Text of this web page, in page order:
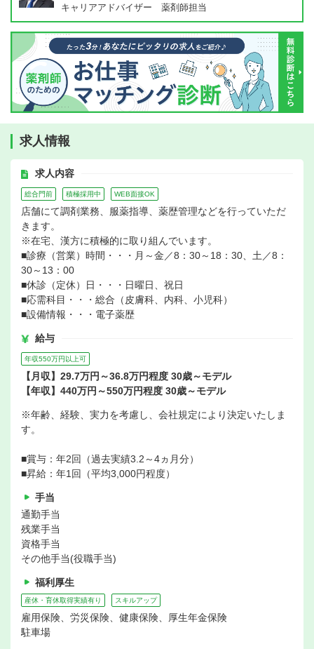
キャリアアドバイザー 薬剤師担当
求人情報
求人内容
総合門前 積極採用中 WEB面接OK
店舗にて調剤業務、服薬指導、薬歴管理などを行っていただ
きます。
※在宅、漢方に積極的に取り組んでいます。
■診療（営業）時間・・・月～金／8：30～18：30、土／8：
30～13：00
■休診（定休）日・・・日曜日、祝日
■応需科目・・・総合（皮膚科、内科、小児科）
■設備情報・・・電子薬歴
給与
年収550万円以上可
【月収】29.7万円～36.8万円程度 30歳～モデル
【年収】440万円～550万円程度 30歳～モデル
※年齢、経験、実力を考慮し、会社規定により決定いたしま
す。
■賞与：年2回（過去実績3.2～4ヵ月分）
■昇給：年1回（平均3,000円程度）
手当
通勤手当
残業手当
資格手当
その他手当(役職手当)
福利厚生
産休・育休取得実績有り スキルアップ
雇用保険、労災保険、健康保険、厚生年金保険
駐車場